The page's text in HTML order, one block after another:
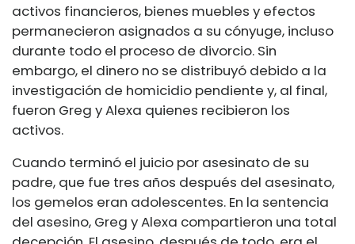
activos financieros, bienes muebles y efectos
permanecieron asignados a su cónyuge, incluso
durante todo el proceso de divorcio. Sin
embargo, el dinero no se distribuyó debido a la
investigación de homicidio pendiente y, al final,
fueron Greg y Alexa quienes recibieron los
activos.
Cuando terminó el juicio por asesinato de su
padre, que fue tres años después del asesinato,
los gemelos eran adolescentes. En la sentencia
del asesino, Greg y Alexa compartieron una total